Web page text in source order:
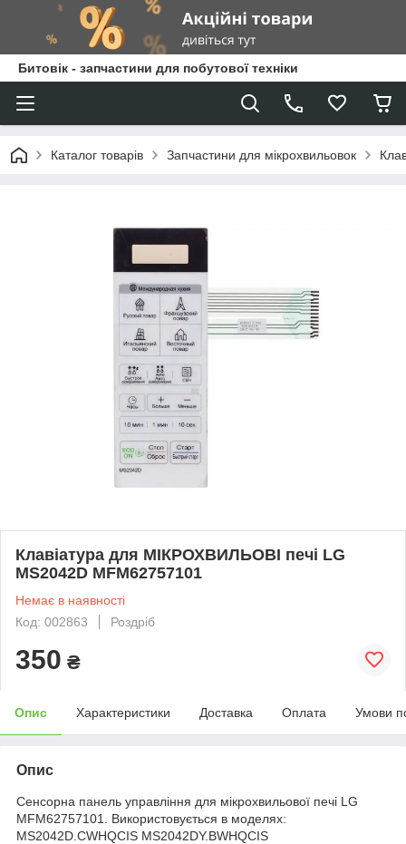
Битовік - запчастини для побутової техніки
Каталог товарів Запчастини для мікрохвильовок
Клавіатура для МІКРОХВИЛЬОВІ печі LG
MS2042D MFM62757101
Немає в наявності
Код: 002863
Роздріб
350 ₴
Опис Характеристики Доставка Оплата Умови
Опис
Сенсорна панель управління для мікрохвильової печі LG
MFM62757101. Використовується в моделях:
MS2042D.CWHQCIS MS2042DY.BWHQCIS